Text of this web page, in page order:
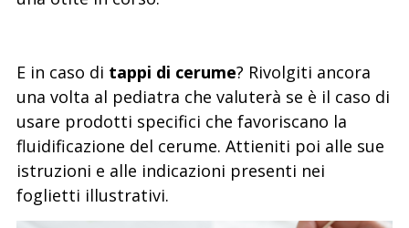
E in caso di tappi di cerume? Rivolgiti ancora
una volta al pediatra che valuterà se è il caso di
usare prodotti specifici che favoriscano la
fluidificazione del cerume. Attieniti poi alle sue
istruzioni e alle indicazioni presenti nei
foglietti illustrativi.